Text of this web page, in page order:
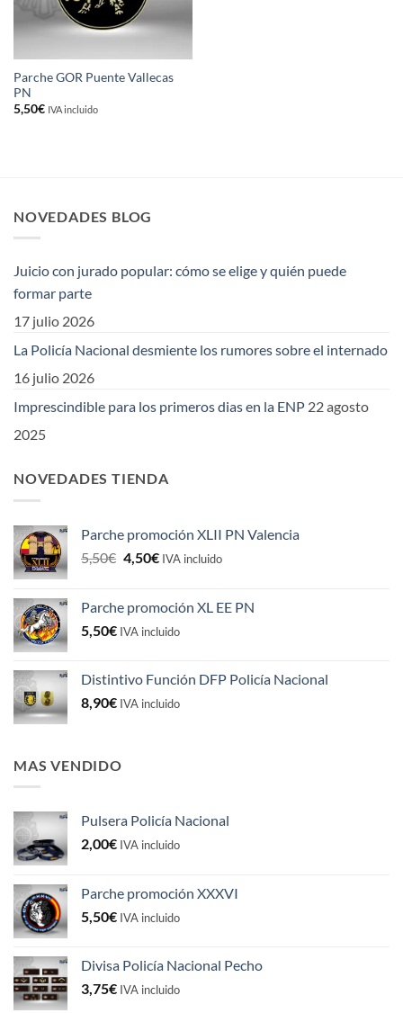
Parche GOR Puente Vallecas
PN
5,50€ IVA incluido
NOVEDADES BLOG
Juicio con jurado popular: cómo se elige y quién puede
formar parte
17 julio 2026
La Policía Nacional desmiente los rumores sobre el internado
16 julio 2026
Imprescindible para los primeros dias en la ENP 22 agosto
2025
NOVEDADES TIENDA
Parche promoción XLII PN Valencia
5,50€ El
era:
5,50€.
4,50€El
es:
4,50€.
IVA incluido
Parche promoción XL EE PN
5,50€ IVA incluido
Distintivo Función DFP Policía Nacional
8,90€ IVA incluido
MAS VENDIDO
Pulsera Policía Nacional
2,00€ IVA incluido
Parche promoción XXXVI
5,50€ IVA incluido
Divisa Policía Nacional Pecho
3,75€ IVA incluido